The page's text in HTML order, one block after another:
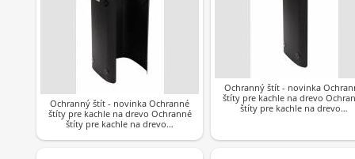
Ochranný štít - novinka Ochranné
štíty pre kachle na drevo Ochranné
štíty pre kachle na drevo…
Ochranný štít - novinka
štíty pre kachle na drevo
štíty pre kachle na drevo…